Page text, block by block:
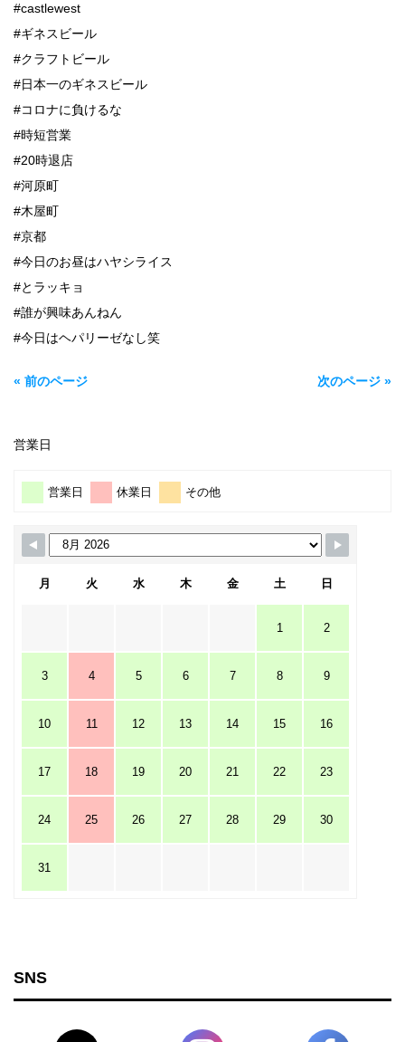
#castlewest
#ギネスビール
#クラフトビール
#日本一のギネスビール
#コロナに負けるな
#時短営業
#20時退店
#河原町
#木屋町
#京都
#今日のお昼はハヤシライス
#とラッキョ
#誰が興味あんねん
#今日はヘパリーゼなし笑
« 前のページ 次のページ »
営業日
営業日 休業日 その他
月 火 水 木 金 土 日
1 2
3 4 5 6 7 8 9
10 11 12 13 14 15 16
17 18 19 20 21 22 23
24 25 26 27 28 29 30
31
SNS